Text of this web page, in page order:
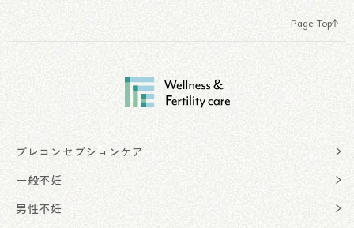
Page Top
プレコンセプションケア
一般不妊
男性不妊